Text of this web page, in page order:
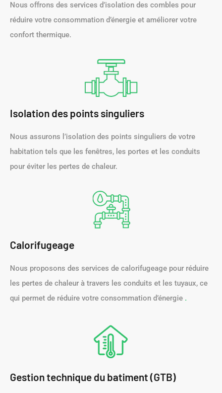
Nous offrons des services d’isolation des combles pour
réduire votre consommation d’énergie et améliorer votre
confort thermique.
Isolation des points singuliers
Nous assurons l’isolation des points singuliers de votre
habitation tels que les fenêtres, les portes et les conduits
pour éviter les pertes de chaleur.
Calorifugeage
Nous proposons des services de calorifugeage pour réduire
les pertes de chaleur à travers les conduits et les tuyaux, ce
qui permet de réduire votre consommation d’énergie .
Gestion technique du batiment (GTB)